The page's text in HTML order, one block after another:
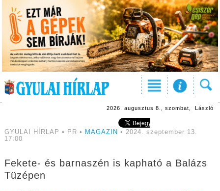
2026. augusztus 8., szombat, László
GYULAI HÍRLAP • PR • MAGAZIN • 2024. szeptember 13.
17:00
Fekete- és barnaszén is kapható a Balázs
Tüzépen